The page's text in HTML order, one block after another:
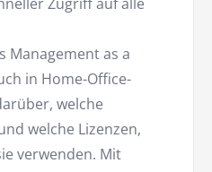
Management as a
in Home-Office-
welche
welche Lizenzen,
verwenden. Mit